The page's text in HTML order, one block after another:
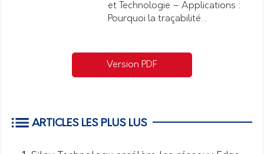
et Technologie – Applications :
Pourquoi la traçabilité…
Version PDF
ARTICLES LES PLUS LUS